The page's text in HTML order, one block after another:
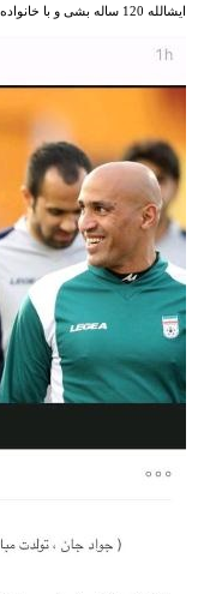
ایشالله 120 ساله بشی و با خانواده عزیزت خوشبخت بشی. »